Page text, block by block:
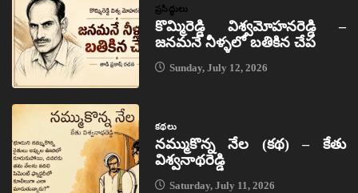
ప్రసిద్ధులు
కొమ్మిరెడ్డి విశ్వమోహనరెడ్డి –
జనమనే నీళ్ళలో బతికిన చేప
Sunday, July 12, 2026
కథలు
నమ్ముకొన్న నేల (కథ) – కేతు
విశ్వనాథరెడ్డి
Saturday, July 11, 2026